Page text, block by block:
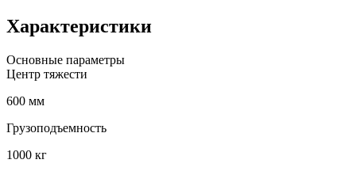
Характеристики
Основные параметры
Центр тяжести
600 мм
Грузоподъемность
1000 кг